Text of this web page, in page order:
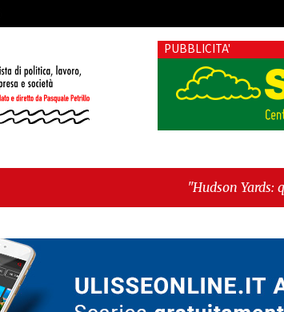
PUBBLICITA'
"Hudson Yards: qui New York